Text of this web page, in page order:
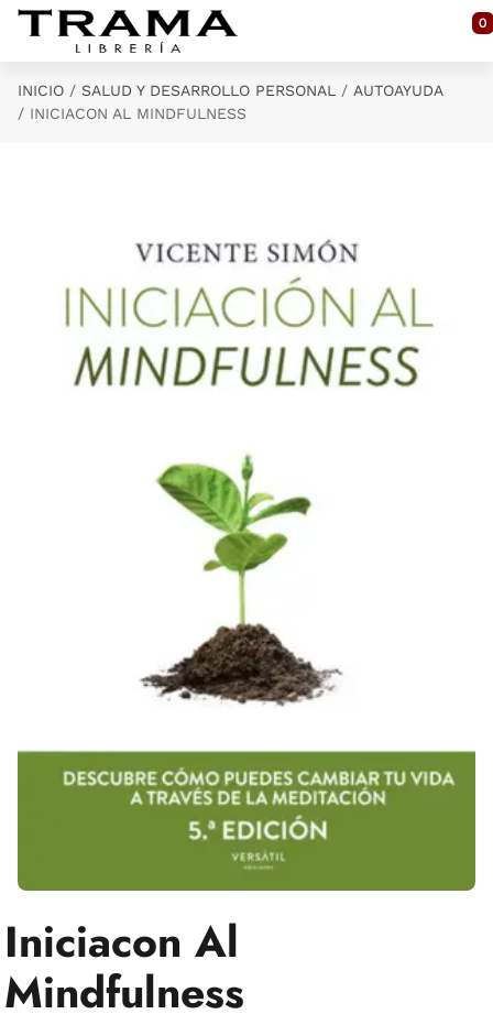
Saltar al contenido principal
0
INICIO SALUD Y DESARROLLO PERSONAL
AUTOAYUDA
INICIACON AL MINDFULNESS
Iniciacon Al
Mindfulness